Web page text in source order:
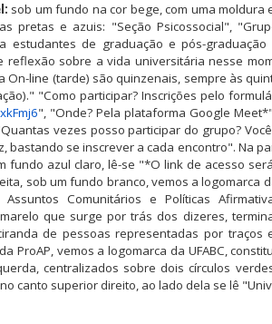
sob um fundo na cor bege, com uma
pretas e azuis: "Seção Psicossocial",
estudantes de graduação e pós-
reflexão sobre a vida universitária nesse
On-line (tarde) são quinzenais, sempre às
"Como participar? Inscrições pelo
", "Onde? Pela plataforma Google
vezes posso participar do grupo?
bastando se inscrever a cada encontro". Na
fundo azul claro, lê-se "*O link de acesso
sob um fundo branco, vemos a logomarca
Comunitários e Políticas
que surge por trás dos dizeres,
de pessoas representadas por traços
ProAP, vemos a logomarca da UFABC,
centralizados sobre dois círculos
canto superior direito, ao lado dela se lê